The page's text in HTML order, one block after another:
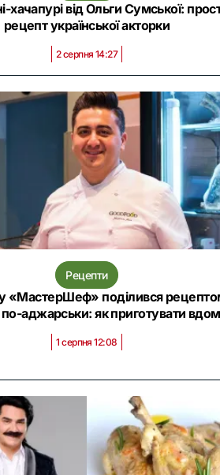
хачапурі від Ольги Сумської:
рецепт української акторки
2 серпня 14:27
Рецепти
«МастерШеф» поділився
по-аджарськи: як приготувати
1 серпня 12:08